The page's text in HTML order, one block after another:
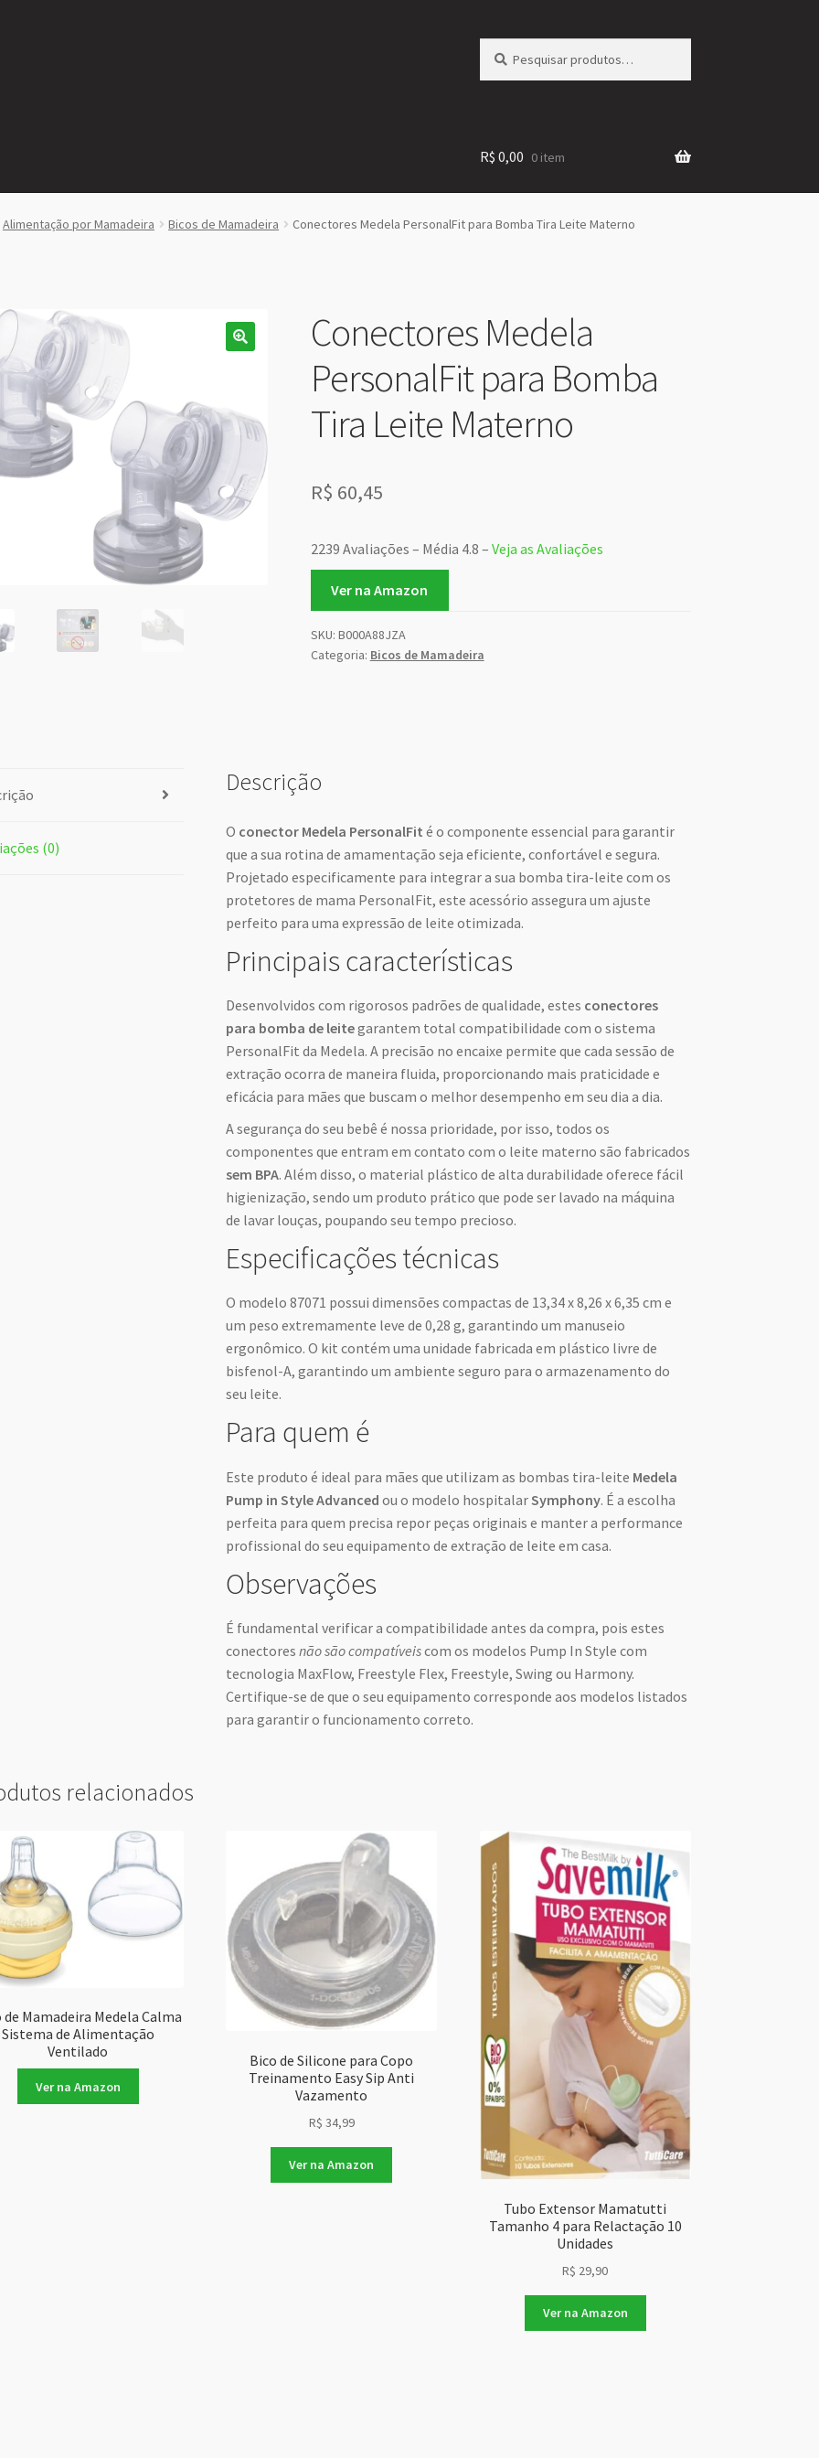
por:
R$ 0,00 0 item
Alimentação por Mamadeira Bicos de Mamadeira Conectores Medela PersonalFit para Bomba Tira Leite Materno
Conectores Medela
PersonalFit para Bomba
Tira Leite Materno
R$ 60,45
2239 Avaliações – Média 4.8 – Veja as Avaliações
Ver na Amazon
SKU: B000A88JZA
Categoria: Bicos de Mamadeira
(0)
Descrição
O conector Medela PersonalFit é o componente essencial para garantir
que a sua rotina de amamentação seja eficiente, confortável e segura.
Projetado especificamente para integrar a sua bomba tira-leite com os
protetores de mama PersonalFit, este acessório assegura um ajuste
perfeito para uma expressão de leite otimizada.
Principais características
Desenvolvidos com rigorosos padrões de qualidade, estes conectores
para bomba de leitegarantem total compatibilidade com o sistema
PersonalFit da Medela. A precisão no encaixe permite que cada sessão de
extração ocorra de maneira fluida, proporcionando mais praticidade e
eficácia para mães que buscam o melhor desempenho em seu dia a dia.
A segurança do seu bebê é nossa prioridade, por isso, todos os
componentes que entram em contato com o leite materno são fabricados
sem BPA. Além disso, o material plástico de alta durabilidade oferece fácil
higienização, sendo um produto prático que pode ser lavado na máquina
de lavar louças, poupando seu tempo precioso.
Especificações técnicas
O modelo 87071 possui dimensões compactas de 13,34 x 8,26 x 6,35 cm e
um peso extremamente leve de 0,28 g, garantindo um manuseio
ergonômico. O kit contém uma unidade fabricada em plástico livre de
bisfenol-A, garantindo um ambiente seguro para o armazenamento do
seu leite.
Para quem é
Este produto é ideal para mães que utilizam as bombas tira-leite Medela
Pump in Style Advanced ou o modelo hospitalarSymphony. É a escolha
perfeita para quem precisa repor peças originais e manter a performance
profissional do seu equipamento de extração de leite em casa.
Observações
É fundamental verificar a compatibilidade antes da compra, pois estes
conectoresnão são compatíveiscom os modelos Pump In Style com
tecnologia MaxFlow, Freestyle Flex, Freestyle, Swing ou Harmony.
Certifique-se de que o seu equipamento corresponde aos modelos listados
para garantir o funcionamento correto.
relacionados
de Mamadeira Medela Calma
Sistema de Alimentação
Ventilado
Ver na Amazon
Bico de Silicone para Copo
Treinamento Easy Sip Anti
Vazamento
R$ 34,99
Ver na Amazon
Tubo Extensor Mamatutti
Tamanho 4 para Relactação 10
Unidades
R$ 29,90
Ver na Amazon